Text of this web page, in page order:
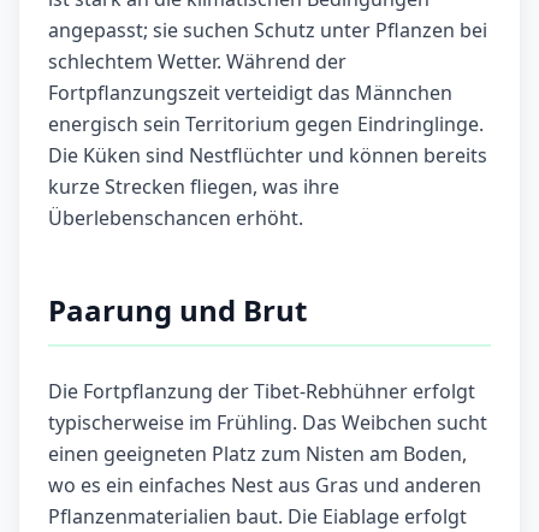
angepasst; sie suchen Schutz unter Pflanzen bei
schlechtem Wetter. Während der
Fortpflanzungszeit verteidigt das Männchen
energisch sein Territorium gegen Eindringlinge.
Die Küken sind Nestflüchter und können bereits
kurze Strecken fliegen, was ihre
Überlebenschancen erhöht.
Paarung und Brut
Die Fortpflanzung der Tibet-Rebhühner erfolgt
typischerweise im Frühling. Das Weibchen sucht
einen geeigneten Platz zum Nisten am Boden,
wo es ein einfaches Nest aus Gras und anderen
Pflanzenmaterialien baut. Die Eiablage erfolgt